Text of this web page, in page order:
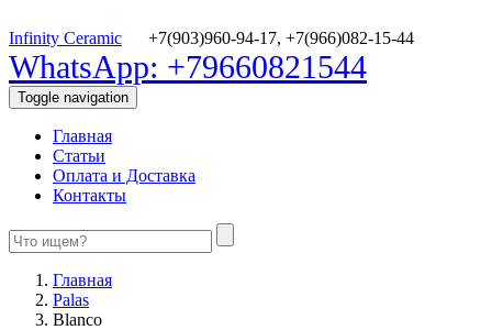
Infinity Ceramic +7(903)960-94-17, +7(966)082-15-44
WhatsApp: +79660821544
Toggle navigation
Главная
Статьи
Оплата и Доставка
Контакты
Главная
Palas
Blanco